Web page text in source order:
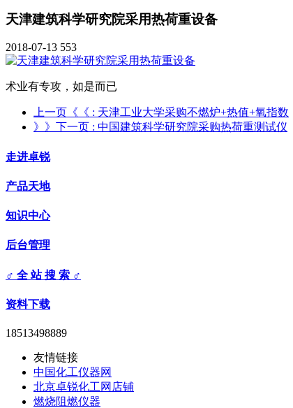
天津建筑科学研究院采用热荷重设备
2018-07-13 553
术业有专攻，如是而已
上一页《《 : 天津工业大学采购不燃炉+热值+氧指数
》》下一页 : 中国建筑科学研究院采购热荷重测试仪
走进卓锐
产品天地
知识中心
后台管理
♂ 全 站 搜 索 ♂
资料下载
18513498889
友情链接
中国化工仪器网
北京卓锐化工网店铺
燃烧阻燃仪器